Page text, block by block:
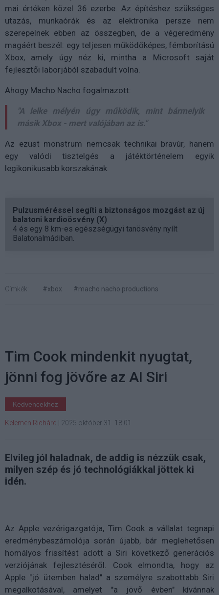
mai értéken közel 36 ezerbe. Az építéshez szükséges
utazás, munkaórák és az elektronika persze nem
szerepelnek ebben az összegben, de a végeredmény
magáért beszél: egy teljesen működőképes, fémborítású
Xbox, amely úgy néz ki, mintha a Microsoft saját
fejlesztői laborjából szabadult volna.
Ahogy Macho Nacho fogalmazott:
"A lelke mélyén úgy működik, mint bármelyik
másik Xbox - mert valójában az is."
Az ezüst monstrum nemcsak technikai bravúr, hanem
egy valódi tisztelgés a játéktörténelem egyik
legikonikusabb korszakának.
Pulzusméréssel segíti a biztonságos mozgást az új
balatoni kardioösvény (X)
4 és egy 8 km-es egészségügyi tanösvény nyílt
Balatonalmádiban.
Címkék: #xbox #macho nacho productions
Tim Cook mindenkit nyugtat,
jönni fog jövőre az AI Siri
Kedvencekhez
Kelemen Richárd 2025 október 31. 18:01
Elvileg jól haladnak, de addig is nézzük csak,
milyen szép és jó technológiákkal jöttek ki
idén.
Az Apple vezérigazgatója, Tim Cook a vállalat tegnapi
eredménybeszámolója során újabb, bár meglehetősen
homályos frissítést adott a Siri következő generációs
verziójának fejlesztéséről. Cook elmondta, hogy az
Apple "jó ütemben halad" a személyre szabottabb Siri
megalkotásával, amelyet "a jövő évben" kívánnak